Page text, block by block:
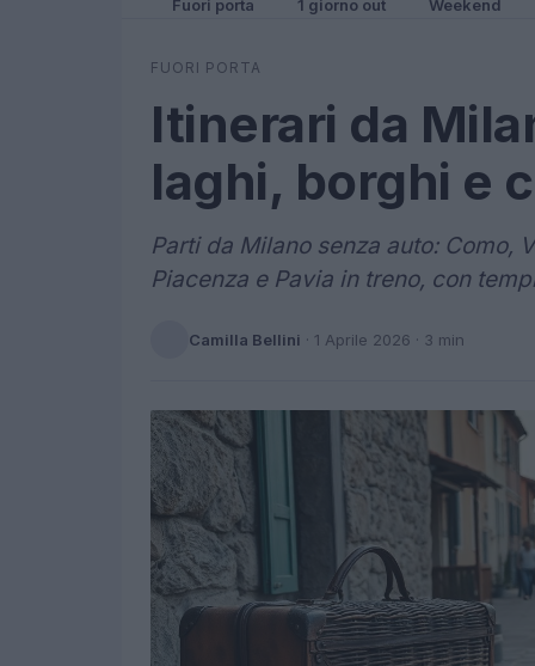
Fuori porta 1 giorno out Weekend
FUORI PORTA
Itinerari da
laghi, borghi e
Parti da Milano senza auto: Como,
Piacenza e Pavia in treno, con
Camilla Bellini · 1 Aprile 2026 · 3 min